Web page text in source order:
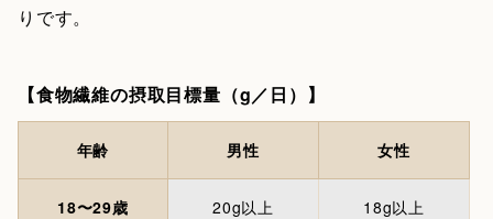
りです。
【食物繊維の摂取目標量（g／日）】
年齢 男性 女性
18〜29歳 20g以上 18g以上